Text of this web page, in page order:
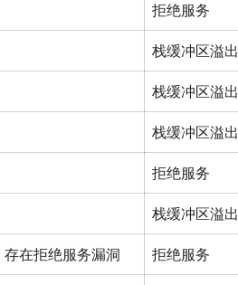
拒绝服务
栈缓冲区溢出
栈缓冲区溢出
栈缓冲区溢出
拒绝服务
栈缓冲区溢出
在拒绝服务漏洞 拒绝服务